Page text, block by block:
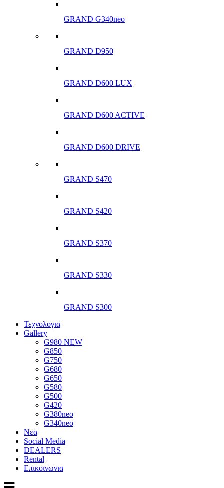
GRAND G340neo
GRAND D950
GRAND D600 LUX
GRAND D600 ACTIVE
GRAND D600 DRIVE
GRAND S470
GRAND S420
GRAND S370
GRAND S330
GRAND S300
Τεχνολογια
Gallery
G980 NEW
G850
G750
G680
G650
G580
G500
G420
G380neo
G340neo
Νεα
Social Media
DEALERS
Rental
Επικοινωνια